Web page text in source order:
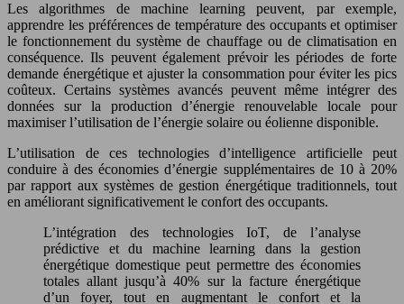
Les algorithmes de machine learning peuvent, par exemple,
apprendre les préférences de température des occupants et optimiser
le fonctionnement du système de chauffage ou de climatisation en
conséquence. Ils peuvent également prévoir les périodes de forte
demande énergétique et ajuster la consommation pour éviter les pics
coûteux. Certains systèmes avancés peuvent même intégrer des
données sur la production d’énergie renouvelable locale pour
maximiser l’utilisation de l’énergie solaire ou éolienne disponible.
L’utilisation de ces technologies d’intelligence artificielle peut
conduire à des économies d’énergie supplémentaires de 10 à 20%
par rapport aux systèmes de gestion énergétique traditionnels, tout
en améliorant significativement le confort des occupants.
L’intégration des technologies IoT, de l’analyse
prédictive et du machine learning dans la gestion
énergétique domestique peut permettre des économies
totales allant jusqu’à 40% sur la facture énergétique
d’un foyer, tout en augmentant le confort et la